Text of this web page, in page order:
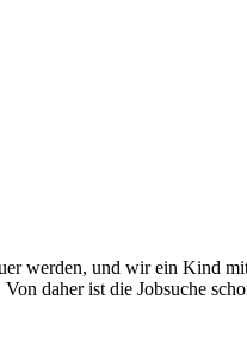
werden, und wir ein Kind
daher ist die Jobsuche